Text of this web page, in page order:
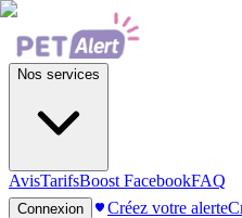
Nos services
AvisTarifsBoost FacebookFAQ
Connexion Créez votre alerte